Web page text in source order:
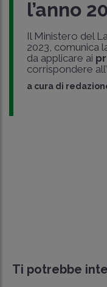
l’anno
Il Ministero del
2023, comunica
da applicare ai
corrispondere
a cura di
Ti potrebbe